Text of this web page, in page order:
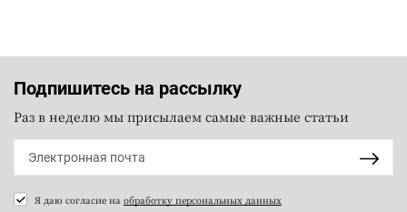
Подпишитесь на рассылку
Раз в неделю мы присылаем самые важные статьи
Я даю согласие на обработку персональных данных